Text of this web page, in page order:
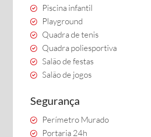
Piscina infantil
Playground
Quadra de tenis
Quadra poliesportiva
Salão de festas
Salão de jogos
Segurança
Perímetro Murado
Portaria 24h